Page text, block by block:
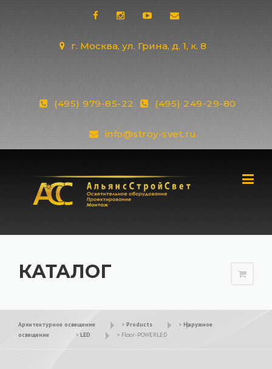
г. Москва, ул. Грина, д. 1, к. 8
(495) 979-85-22 (495) 249-29-80
info@stroy-svet.ru
КАТАЛОГ
Архитектурное освещение > Products > Наружное
освещение
> LED > Floor-POWERLED